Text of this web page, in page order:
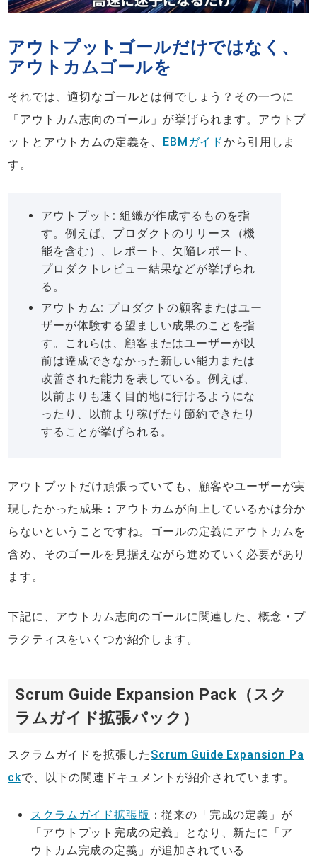
アウトプットゴールだけではなく、
アウトカムゴールを
それでは、適切なゴールとは何でしょう？その一つに
「アウトカム志向のゴール」が挙げられます。アウトプ
ットとアウトカムの定義を、 EBMガイドから引用しま
す。
アウトプット: 組織が作成するものを指
す。例えば、プロダクトのリリース（機
能を含む）、レポート、欠陥レポート、
プロダクトレビュー結果などが挙げられ
る。
アウトカム: プロダクトの顧客またはユー
ザーが体験する望ましい成果のことを指
す。これらは、顧客またはユーザーが以
前は達成できなかった新しい能力または
改善された能力を表している。例えば、
以前よりも速く目的地に行けるようにな
ったり、以前より稼げたり節約できたり
することが挙げられる。
アウトプットだけ頑張っていても、顧客やユーザーが実
現したかった成果：アウトカムが向上しているかは分か
らないということですね。ゴールの定義にアウトカムを
含め、そのゴールを見据えながら進めていく必要があり
ます。
下記に、アウトカム志向のゴールに関連した、概念・プ
ラクティスをいくつか紹介します。
Scrum Guide Expansion Pack（スク
ラムガイド拡張パック）
スクラムガイドを拡張した Scrum Guide Expansion Pa
ckで、以下の関連ドキュメントが紹介されています。
スクラムガイド拡張版 ：従来の「完成の定義」が
「アウトプット完成の定義」となり、新たに「ア
ウトカム完成の定義」が追加されている